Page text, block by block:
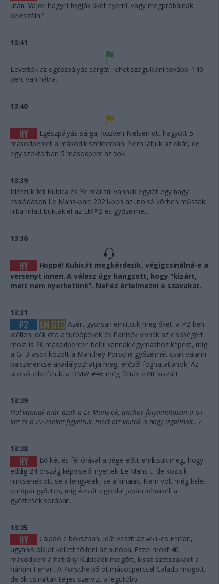
után. Vajon hagyni fogják őket nyerni, vagy megpróbálnak
beleszólni?
13:41
Levették az egészpályás sárgát, lehet száguldani tovább. 140
perc van hátra.
13:40
Egészpályás sárga, közben Nielsen ott hagyott 5
másodpercet a második szektorban. Nem látjuk az okát, de
egy szektorban 5 másodperc az sok.
13:39
Idézzük fel: Kubica és Ye már túl vannak együtt egy nagy
csalódáson Le Mans-ban: 2021-ben az utolsó körben műszaki
hiba miatt bukták el az LMP2-es győzelmet.
13:36
Hoppá! Kubicát megkérdezik, végigcsinálná-e a
versenyt innen. A válasz úgy hangzott, hogy "kizárt,
mert nem nyerhetünk". Nehéz értelmezni e szavakat.
13:31
Azért gyorsan említsük meg őket, a P2-ben
időtlen idők óta a turbópékek és Panisék vívnak az elsőségért,
most is 20 másodpercen belül vannak egymáshoz képest, míg
a GT3-asok között a Manthey Porsche győzelmét csak valami
balszerencse akadályozhatja meg, erőből foghatatlanok. Az
utolsó ellenfelük, a BMW #46 még féltáv előtt kiszállt.
13:29
Hol vannak már azok a Le Mans-ok, amikor folyamatosan a GT-
ket és a P2-eseket figyeltük, mert ott voltak a nagy izgalmak...?
13:28
Bő két és fél órával a vége előtt említsük meg, hogy
eddig 24 ország képviselői nyertek Le Mans-t, de köztük
nincsenek ott se a lengyelek, se a kínaiak. Nem volt még kelet-
európai győztes, míg Ázsiát egyedül Japán képviseli a
győztesek sorában.
13:25
Calado a bokszban, időt veszít az #51-es Ferrari,
ugyanis olajat kellett tölteni az autóba. Ezzel most 40
másodperc a hátrány Kubicáék mögött, kissé szétszakadt a
három Ferrari. A Porsche bő öt másodperccel Calado mögött,
de ők csináltak teljes szervizt a legutóbb.